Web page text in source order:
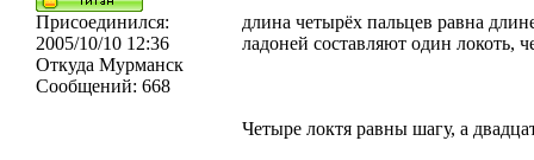
Присоединился:
2005/10/10 12:36
Откуда Мурманск
Сообщений: 668
длина четырёх пальцев равна
ладоней составляют один локоть,
Четыре локтя равны шагу, а